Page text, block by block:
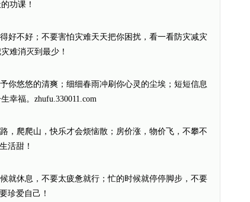
功课！
好不好；不要害怕灾难天天把你困扰，看一看防灾减灾
难消灭到最少！
你悠悠的清爽；细细春雨冲刷你心灵的尘埃；短短信息
幸福。zhufu.330011.com
，爬爬山，快乐才会烦恼散；房价涨，物价飞，不攀不
活甜！
就休息，不要太疲惫就行；忙的时候就停停脚步，不要
珍爱自己！